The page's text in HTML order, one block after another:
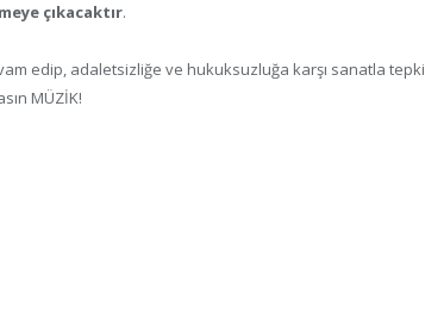
çıkacaktır.
edip, adaletsizliğe ve hukuksuzluğa karşı sanatla tepki
MÜZİK!